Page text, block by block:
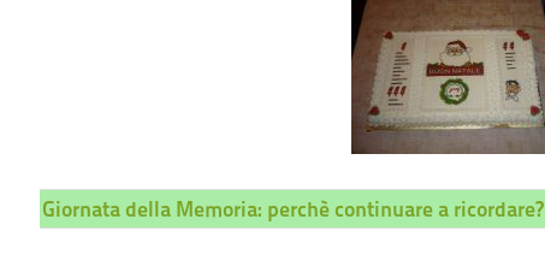
Giornata della Memoria: perchè continuare a ricordare?